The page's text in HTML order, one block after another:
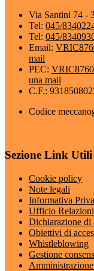
Via Santini 74 -
Tel: 045/
Tel: 045/
Email:
mail
PEC:
una mail
C.F.:
Codice
Sezione Link Utili
Cookie policy
Note legali
Informativa
Ufficio
Dichiarazione di
Obiettivi di
Whistleblowing
Gestione